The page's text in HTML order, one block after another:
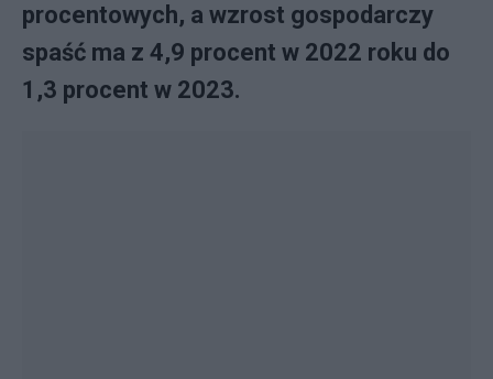
procentowych, a wzrost gospodarczy
spaść ma z 4,9 procent w 2022 roku do
1,3 procent w 2023.